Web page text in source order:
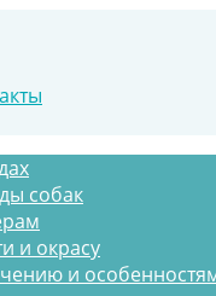
собак
и окрасу
и